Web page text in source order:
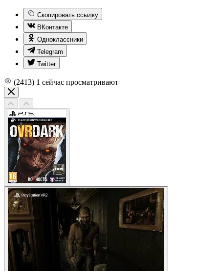
Скопировать ссылку
ВКонтакте
Одноклассники
Telegram
Twitter
(2413) 1 сейчас просматривают